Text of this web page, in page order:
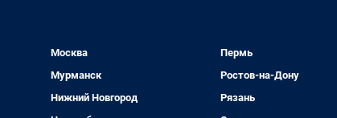
Москва
Мурманск
Нижний Новгород
Пермь
Ростов-на-Дону
Рязань